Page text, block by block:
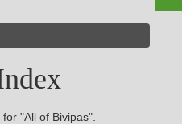
"All of Bivipas".